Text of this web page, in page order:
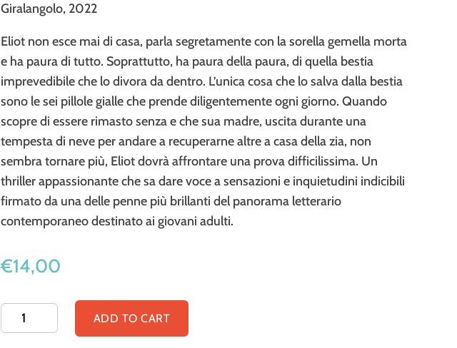
Giralangolo, 2022
Eliot non esce mai di casa, parla segretamente con la sorella gemella morta
e ha paura di tutto. Soprattutto, ha paura della paura, di quella bestia
imprevedibile che lo divora da dentro. L’unica cosa che lo salva dalla bestia
sono le sei pillole gialle che prende diligentemente ogni giorno. Quando
scopre di essere rimasto senza e che sua madre, uscita durante una
tempesta di neve per andare a recuperarne altre a casa della zia, non
sembra tornare più, Eliot dovrà affrontare una prova difficilissima. Un
thriller appassionante che sa dare voce a sensazioni e inquietudini indicibili
firmato da una delle penne più brillanti del panorama letterario
contemporaneo destinato ai giovani adulti.
€14,00
bestia
ADD TO CART